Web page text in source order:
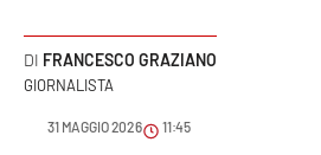
Meteo
Editoriali
FRANCESCO GRAZIANO
GIORNALISTA
31 MAGGIO 2026 11:45